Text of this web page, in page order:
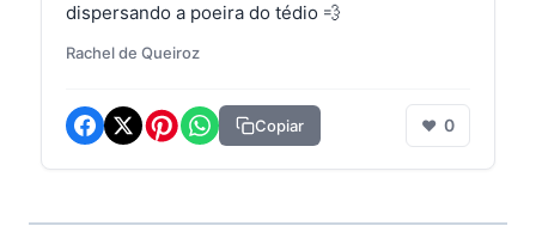
dispersando a poeira do tédio 💨
Rachel de Queiroz
Copiar ❤ 0